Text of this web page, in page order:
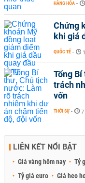
HÀNG HÓA -
Chứng
khi giá
QUỐC TẾ -
Tổng
trách
vốn
THỜI SỰ -
LIÊN KẾT NỔI BẬT
Giá vàng hôm nay Tỷ
Tỷ giá euro
Giá heo